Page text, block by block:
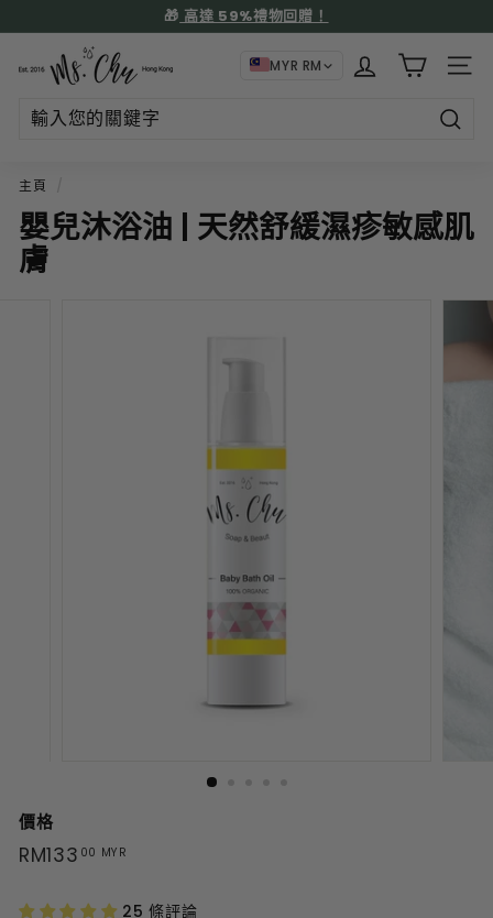
到
停
門店自取可免運費
🚚 本地送貨 (滿折後HKD$500免費)，🌎全球滿折後USD$130免
運費
M
C
u
MYR RM 網站
主頁
嬰兒沐浴油 | 天然舒緩濕疹敏感肌
膚
價格
原
RM133 00 MYR
25 條評論